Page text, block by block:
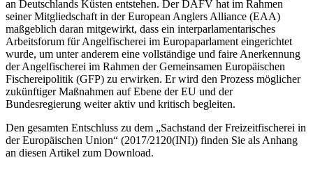
an Deutschlands Küsten entstehen. Der DAFV hat im Rahmen
seiner Mitgliedschaft in der European Anglers Alliance (EAA)
maßgeblich daran mitgewirkt, dass ein interparlamentarisches
Arbeitsforum für Angelfischerei im Europaparlament eingerichtet
wurde, um unter anderem eine vollständige und faire Anerkennung
der Angelfischerei im Rahmen der Gemeinsamen Europäischen
Fischereipolitik (GFP) zu erwirken. Er wird den Prozess möglicher
zukünftiger Maßnahmen auf Ebene der EU und der
Bundesregierung weiter aktiv und kritisch begleiten.
Den gesamten Entschluss zu dem „Sachstand der Freizeitfischerei in
der Europäischen Union“ (2017/2120(INI)) finden Sie als Anhang
an diesen Artikel zum Download.